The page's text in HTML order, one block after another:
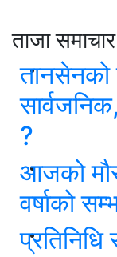
ताजा समाचार
तानसेनको
?
आजको
वर्षाको